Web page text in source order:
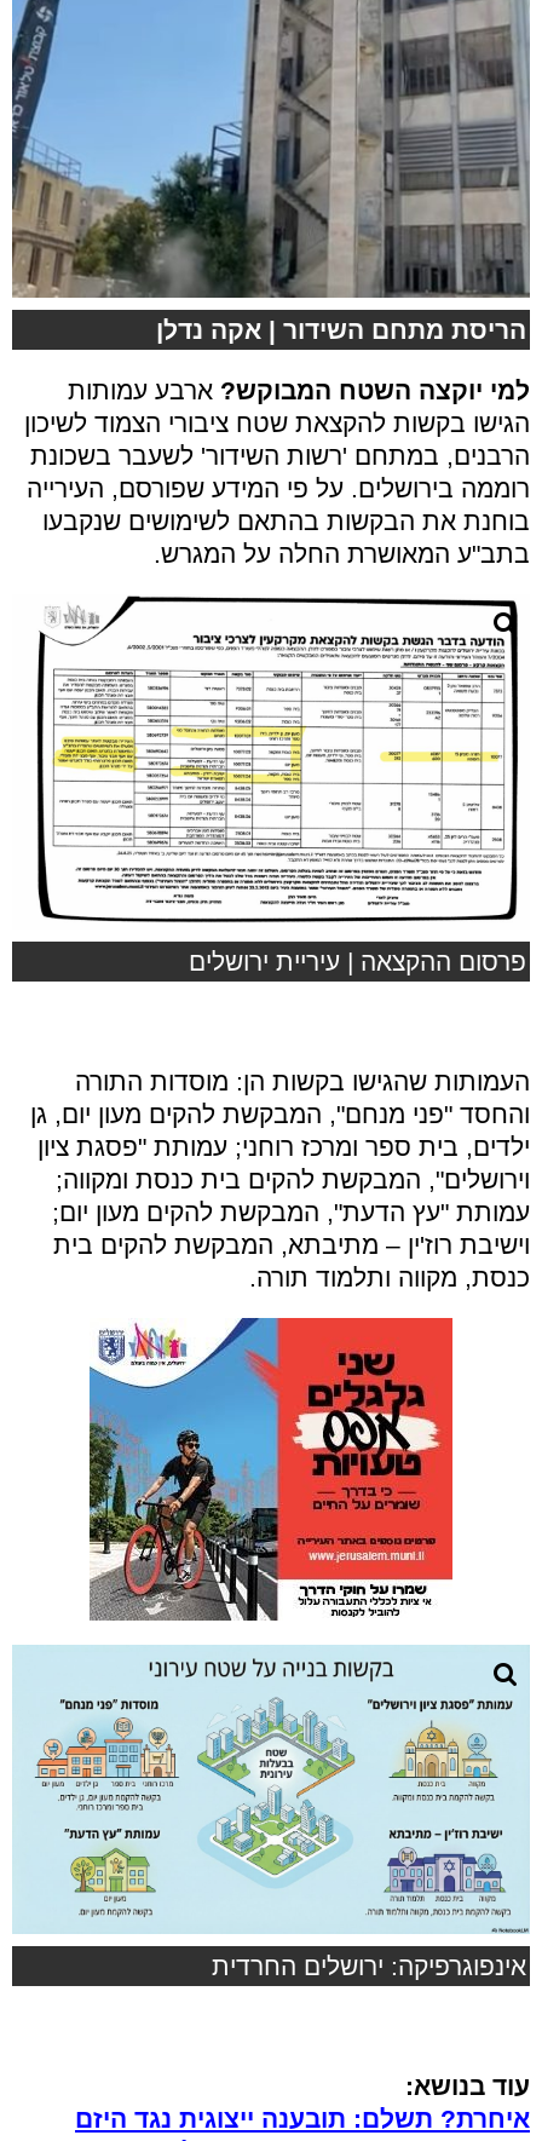
הריסת מתחם השידור | אקה נדלן
למי יוקצה השטח המבוקש? ארבע עמותות
הגישו בקשות להקצאת שטח ציבורי הצמוד לשיכון
הרבנים, במתחם 'רשות השידור' לשעבר בשכונת
רוממה בירושלים. על פי המידע שפורסם, העירייה
בוחנת את הבקשות בהתאם לשימושים שנקבעו
בתב"ע המאושרת החלה על המגרש.
פרסום ההקצאה | עיריית ירושלים
העמותות שהגישו בקשות הן: מוסדות התורה
והחסד "פני מנחם", המבקשת להקים מעון יום, גן
ילדים, בית ספר ומרכז רוחני; עמותת "פסגת ציון
וירושלים", המבקשת להקים בית כנסת ומקווה;
עמותת "עץ הדעת", המבקשת להקים מעון יום;
וישיבת רוז'ין – מתיבתא, המבקשת להקים בית
כנסת, מקווה ותלמוד תורה.
אינפוגרפיקה: ירושלים החרדית
עוד בנושא:
איחרת? תשלם: תובענה ייצוגית נגד היזם